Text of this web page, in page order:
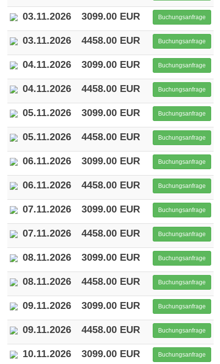
03.11.2026 3099.00 EUR Buchungsanfrage
03.11.2026 4458.00 EUR Buchungsanfrage
04.11.2026 3099.00 EUR Buchungsanfrage
04.11.2026 4458.00 EUR Buchungsanfrage
05.11.2026 3099.00 EUR Buchungsanfrage
05.11.2026 4458.00 EUR Buchungsanfrage
06.11.2026 3099.00 EUR Buchungsanfrage
06.11.2026 4458.00 EUR Buchungsanfrage
07.11.2026 3099.00 EUR Buchungsanfrage
07.11.2026 4458.00 EUR Buchungsanfrage
08.11.2026 3099.00 EUR Buchungsanfrage
08.11.2026 4458.00 EUR Buchungsanfrage
09.11.2026 3099.00 EUR Buchungsanfrage
09.11.2026 4458.00 EUR Buchungsanfrage
10.11.2026 3099.00 EUR Buchungsanfrage